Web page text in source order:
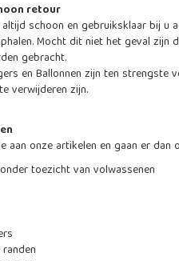
retour
schoon en gebruiksklaar bij u
Mocht dit niet het geval
gebracht.
en Ballonnen zijn ten strengste
verwijderen zijn.
aan onze artikelen en gaan er
toezicht van volwassenen